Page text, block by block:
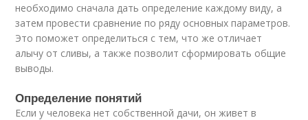
необходимо сначала дать определение каждому виду, а
затем провести сравнение по ряду основных параметров.
Это поможет определиться с тем, что же отличает
алычу от сливы, а также позволит сформировать общие
выводы.
Определение понятий
Если у человека нет собственной дачи, он живет в